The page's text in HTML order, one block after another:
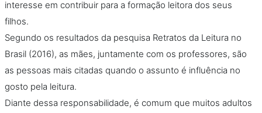
interesse em contribuir para a formação leitora dos seus
filhos.
Segundo os resultados da pesquisa Retratos da Leitura no
Brasil (2016), as mães, juntamente com os professores, são
as pessoas mais citadas quando o assunto é influência no
gosto pela leitura.
Diante dessa responsabilidade, é comum que muitos adultos